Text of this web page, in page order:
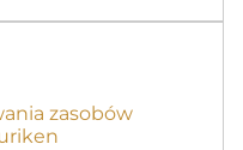
zasobów